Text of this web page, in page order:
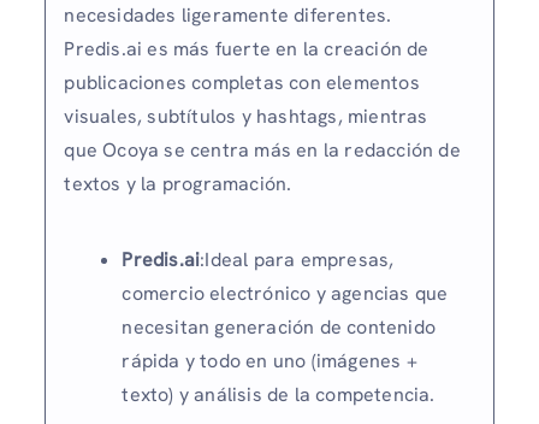
necesidades ligeramente diferentes.
Predis.ai es más fuerte en la creación de
publicaciones completas con elementos
visuales, subtítulos y hashtags, mientras
que Ocoya se centra más en la redacción de
textos y la programación.
Predis.ai:Ideal para empresas,
comercio electrónico y agencias que
necesitan generación de contenido
rápida y todo en uno (imágenes +
texto) y análisis de la competencia.